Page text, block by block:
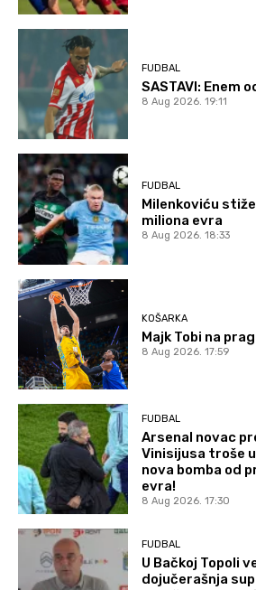
FUDBAL
SASTAVI: Enem
8 Aug 2026. 19:11
FUDBAL
Milenkoviću
miliona evra
8 Aug 2026. 18:33
KOŠARKA
Majk Tobi na
8 Aug 2026. 17:59
FUDBAL
Arsenal novac
Vinisijusa troše
nova bomba od
evra!
8 Aug 2026. 17:30
FUDBAL
U Bačkoj Topoli
dojučerašnja